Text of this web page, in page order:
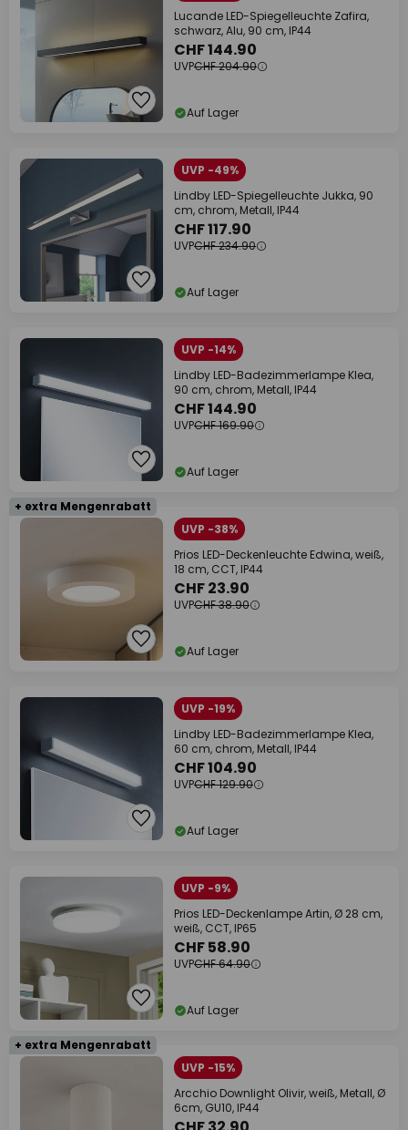
Lucande LED-Spiegelleuchte Zafira,
schwarz, Alu, 90 cm, IP44
CHF 144.90
UVPCHF 204.90
Auf Lager
UVP -49%
Lindby LED-Spiegelleuchte Jukka, 90
cm, chrom, Metall, IP44
CHF 117.90
UVPCHF 234.90
Auf Lager
UVP -14%
Lindby LED-Badezimmerlampe Klea,
90 cm, chrom, Metall, IP44
CHF 144.90
UVPCHF 169.90
Auf Lager
+ extra Mengenrabatt
UVP -38%
Prios LED-Deckenleuchte Edwina, weiß,
18 cm, CCT, IP44
CHF 23.90
UVPCHF 38.90
Auf Lager
UVP -19%
Lindby LED-Badezimmerlampe Klea,
60 cm, chrom, Metall, IP44
CHF 104.90
UVPCHF 129.90
Auf Lager
UVP -9%
Prios LED-Deckenlampe Artin, Ø 28 cm,
weiß, CCT, IP65
CHF 58.90
UVPCHF 64.90
Auf Lager
+ extra Mengenrabatt
UVP -15%
Arcchio Downlight Olivir, weiß, Metall, Ø
6cm, GU10, IP44